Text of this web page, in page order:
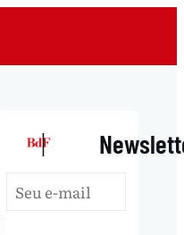
|